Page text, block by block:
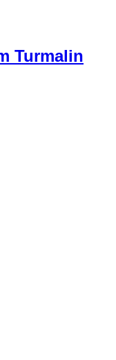
Turmalin